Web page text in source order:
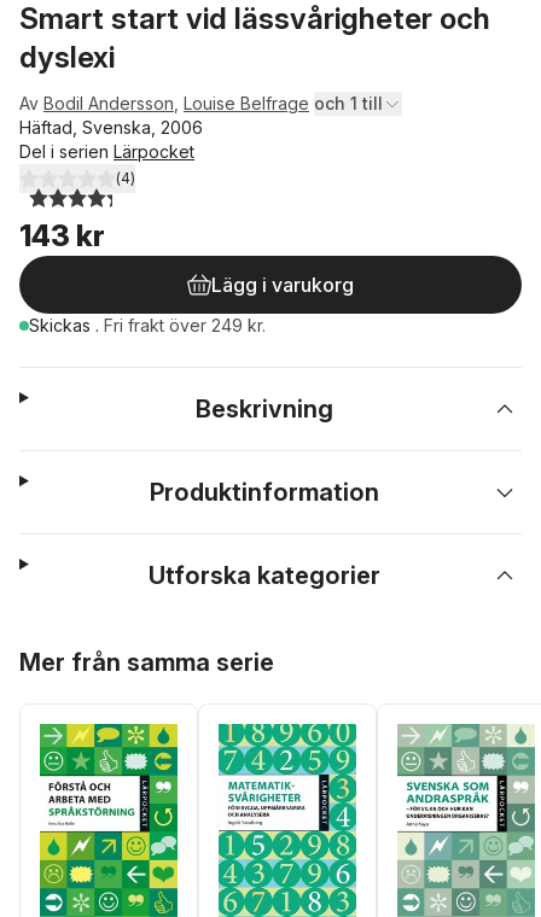
Smart start vid lässvårigheter och
dyslexi
Av Bodil Andersson Louise Belfrage och 1 till
Häftad, Svenska, 2006
Del i serien Lärpocket
4,3utav 5 stjärnor. Totalt antal röster:
(4)
143 kr
Lägg i varukorg
Skickas . Fri frakt över 249 kr.
Beskrivning
Produktinformation
Utforska kategorier
Mer från samma serie